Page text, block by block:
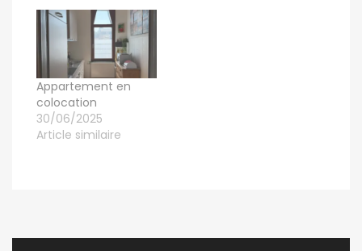
Appartement en
colocation
30/06/2025
Article similaire